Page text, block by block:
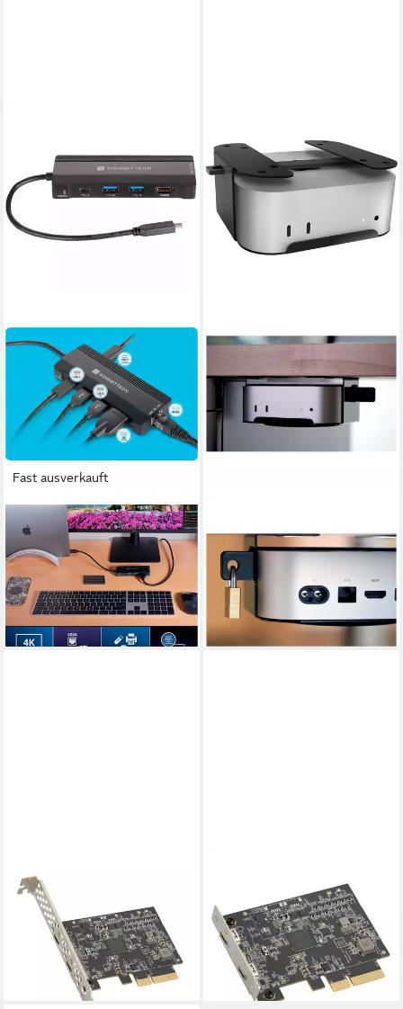
Fast ausverkauft
SONNET
Laptop-Dockingstation Sonnet
Echo 6 USB-C Multi Hub,
Dockingstation
109,00 €
9,96 €mtl. in 12 Raten
lieferbar - in 3-4 Werktagen bei dir
Halterung MacCuff mini
(2024), (für M4- Computer-
Adapter
65,00 €
lieferbar - in 3-4 Werktagen bei dir
Apple-Tastatur (Thunderbolt
5 Upgrade Kit for Echo
Express SE I/SE III - Apple)
299,00 €
mtl. in 24 Raten
lieferbar - in 3-4 Werktagen bei dir
Apple-Tastatur (Thunderbolt
5 Upgrade Kit for Echo III -
Apple Zubehör)
299,00 €
14,85 €mtl. in 24 Raten
lieferbar - in 3-4 Werktagen bei dir